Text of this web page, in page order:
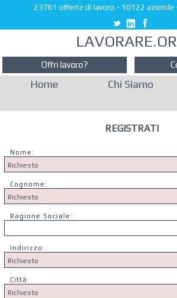
23761 offerte di lavoro - 10122 aziende
LAVORARE.
Offri lavoro?
Home Chi Siamo
REGISTRATI
Nome:
Cognome:
Ragione Sociale:
Indirizzo:
Città: